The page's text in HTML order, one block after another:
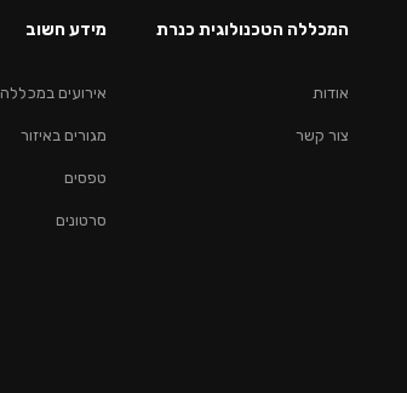
המכללה הטכנולוגית כנרת
אודות
צור קשר
מידע חשוב
אירועים במכללה
מגורים באיזור
טפסים
סרטונים